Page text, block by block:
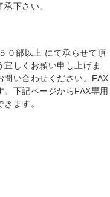
下さい。
０部以上 にて承らせて頂
しくお願い申し上げま
い合わせください。FAX
下記ページからFAX専用
ます。